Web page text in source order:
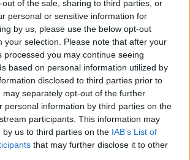
out of the sale, sharing to third parties, or
personal or sensitive information for
by us, please use the below opt-out
your selection. Please note that after your
processed you may continue seeing
based on personal information utilized by
disclosed to third parties prior to
may separately opt-out of the further
personal information by third parties on the
participants. This information may
by us to third parties on the IAB’s List of
that may further disclose it to other